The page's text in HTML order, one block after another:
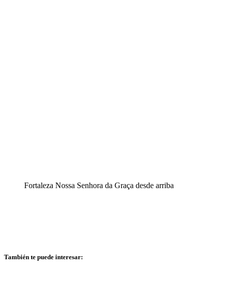
Fortaleza Nossa Senhora da Graça desde arriba
También te puede interesar: